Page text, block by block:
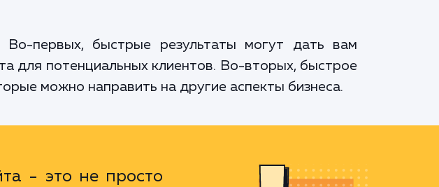
первых, быстрые результаты могут дать вам
для потенциальных клиентов. Во-вторых, быстрое
можно направить на другие аспекты бизнеса.
- это не просто